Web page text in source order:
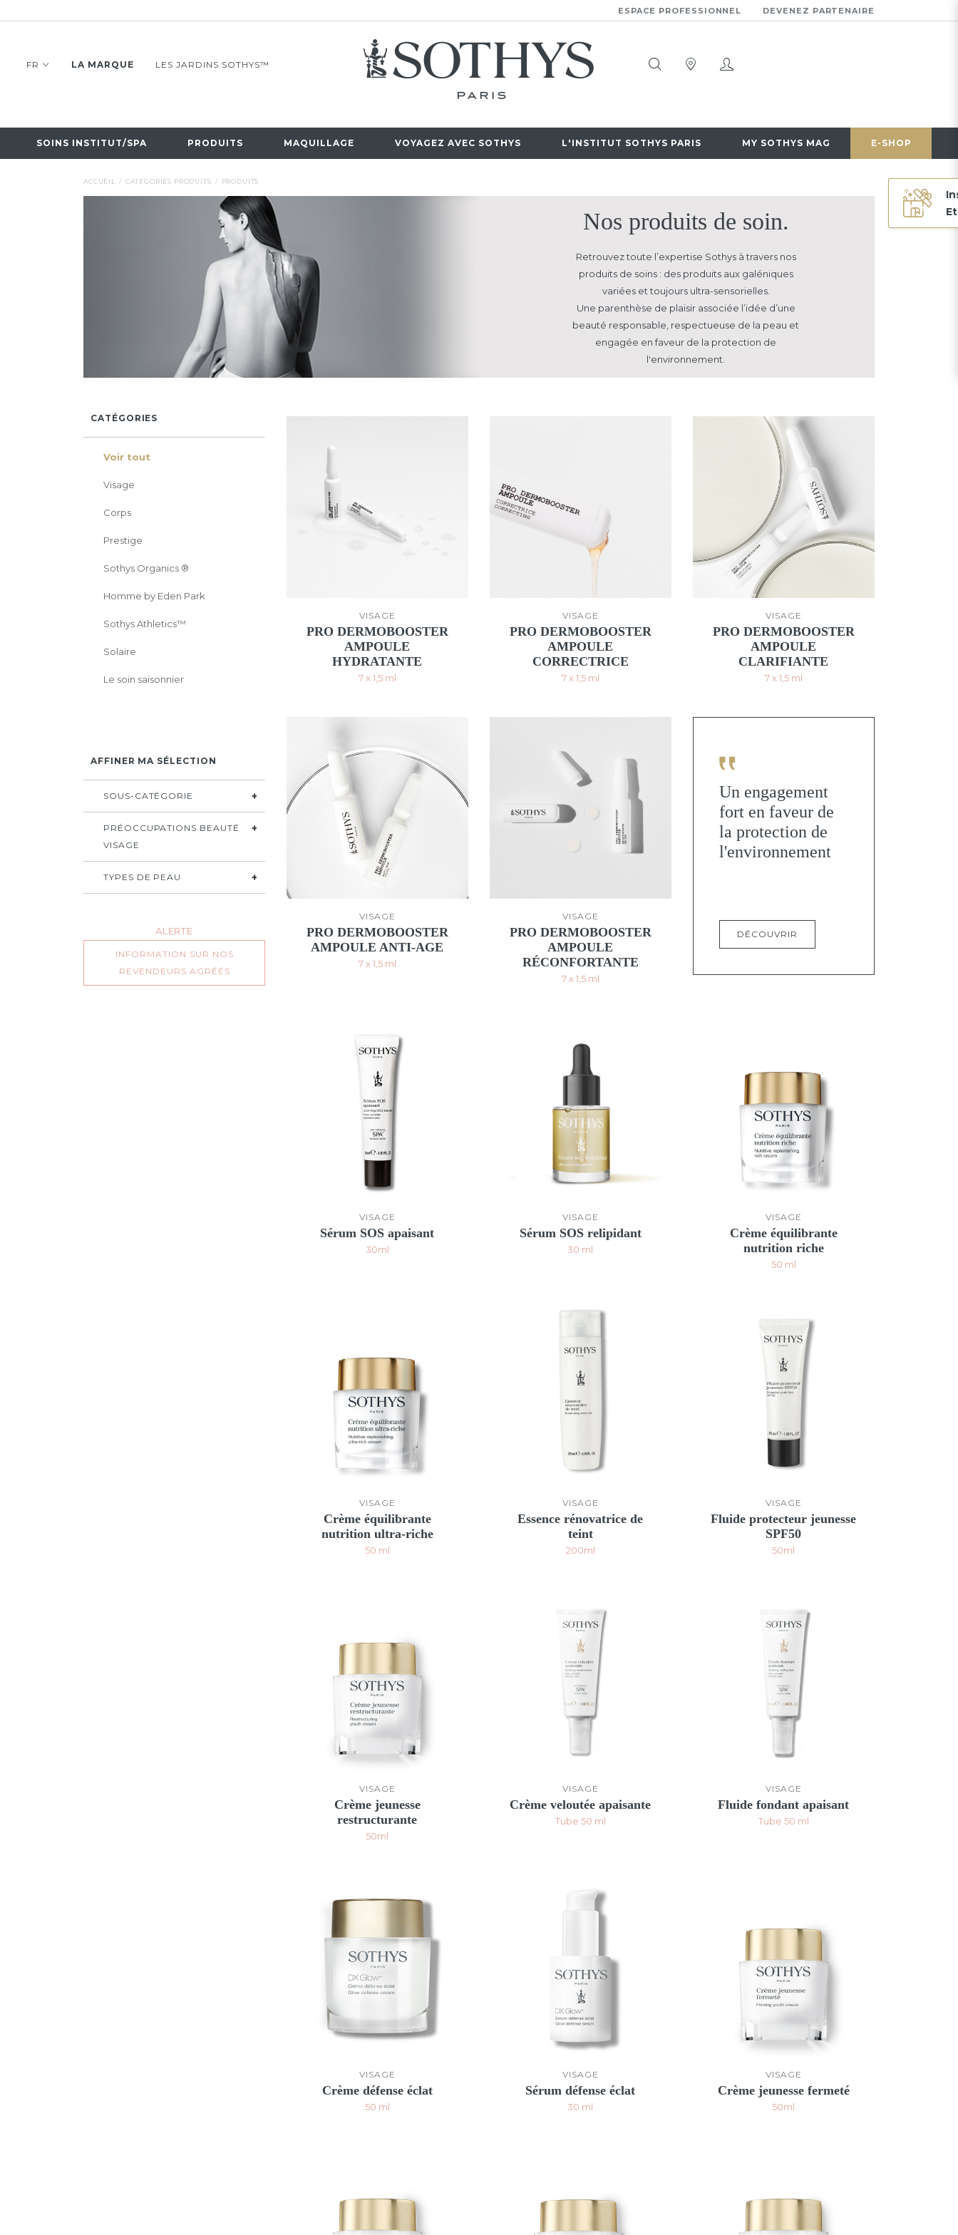
ESPACE PROFESSIONNEL DEVENEZ PARTENAIRE
FR LA MARQUE LES JARDINS SOTHYS™
SOINS INSTITUT/SPA PRODUITS MAQUILLAGE VOYAGEZ AVEC SOTHYS L'INSTITUT SOTHYS PARIS MY SOTHYS MAG E-SHOP
ACCUEIL CATÉGORIES PRODUITS PRODUITS
Nos produits de soin.
Retrouvez toute l’expertise Sothys à travers nos
produits de soins : des produits aux galéniques
variées et toujours ultra-sensorielles.
Une parenthèse de plaisir associée l’idée d’une
beauté responsable, respectueuse de la peau et
engagée en faveur de la protection de
l'environnement.
CATÉGORIES
Voir tout
Visage
Corps
Prestige
Sothys Organics ®
Homme by Eden Park
Sothys Athletics™
Solaire
Le soin saisonnier
AFFINER MA SÉLECTION
SOUS-CATÉGORIE
PRÉOCCUPATIONS BEAUTÉ
VISAGE
TYPES DE PEAU
ALERTE
INFORMATION SUR NOS
REVENDEURS AGRÉÉS
VISAGE
PRO DERMOBOOSTER
AMPOULE
HYDRATANTE
7 x 1,5 ml
VISAGE
PRO DERMOBOOSTER
AMPOULE
CORRECTRICE
7 x 1,5 ml
VISAGE
PRO DERMOBOOSTER
AMPOULE
CLARIFIANTE
7 x 1,5 ml
VISAGE
PRO DERMOBOOSTER
AMPOULE ANTI-AGE
7 x 1,5 ml
VISAGE
PRO DERMOBOOSTER
AMPOULE
RÉCONFORTANTE
7 x 1,5 ml
Un engagement
fort en faveur de
la protection de
l'environnement
DÉCOUVRIR
VISAGE
Sérum SOS apaisant
30ml
VISAGE
Sérum SOS relipidant
30 ml
VISAGE
Crème équilibrante
nutrition riche
50 ml
VISAGE
Crème équilibrante
nutrition ultra-riche
50 ml
VISAGE
Essence rénovatrice de
teint
200ml
VISAGE
Fluide protecteur jeunesse
SPF50
50ml
VISAGE
Crème jeunesse
restructurante
50ml
VISAGE
Crème veloutée apaisante
Tube 50 ml
VISAGE
Fluide fondant apaisant
Tube 50 ml
VISAGE
Crème défense éclat
50 ml
VISAGE
Sérum défense éclat
30 ml
VISAGE
Crème jeunesse fermeté
50ml